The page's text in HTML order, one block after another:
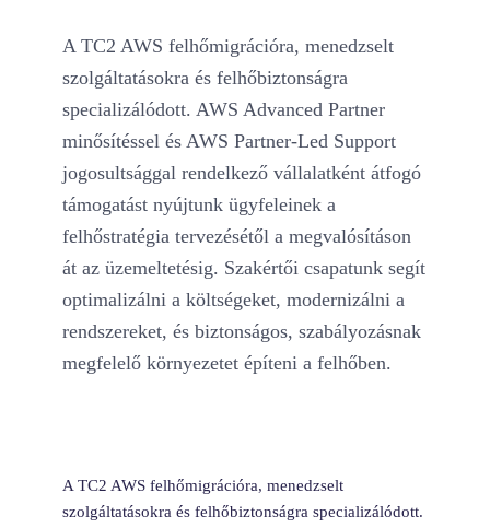
A TC2 AWS felhőmigrációra, menedzselt
szolgáltatásokra és felhőbiztonságra
specializálódott. AWS Advanced Partner
minősítéssel és AWS Partner-Led Support
jogosultsággal rendelkező vállalatként átfogó
támogatást nyújtunk ügyfeleinek a
felhőstratégia tervezésétől a megvalósításon
át az üzemeltetésig. Szakértői csapatunk segít
optimalizálni a költségeket, modernizálni a
rendszereket, és biztonságos, szabályozásnak
megfelelő környezetet építeni a felhőben.
A TC2 AWS felhőmigrációra, menedzselt
szolgáltatásokra és felhőbiztonságra specializálódott.